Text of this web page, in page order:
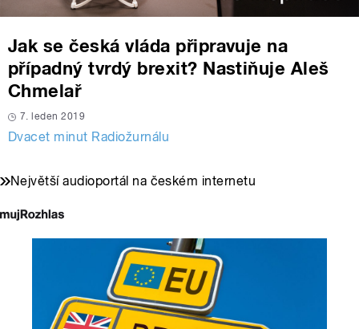
Jak se česká vláda připravuje na
případný tvrdý brexit? Nastiňuje Aleš
Chmelař
7. leden 2019
Dvacet minut Radiožurnálu
Největší audioportál na českém internetu